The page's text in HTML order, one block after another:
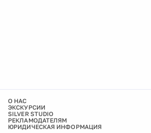
О НАС
ЭКСКУРСИИ
SILVER STUDIO
РЕКЛАМОДАТЕЛЯМ
ЮРИДИЧЕСКАЯ ИНФОРМАЦИЯ